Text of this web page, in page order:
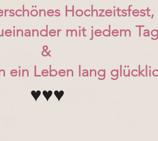
Hochzeitsfest,
mit jedem
&
ein Leben lang
♥️♥️♥️